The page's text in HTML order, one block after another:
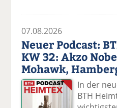
07.08.2026
Neuer Podcast:
KW 32: Akzo
Mohawk,
In der
BTH